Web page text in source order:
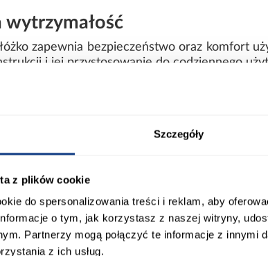
Szczegóły
z plików cookie
do spersonalizowania treści i reklam, aby
o tym, jak korzystasz z naszej witryny,
Partnerzy mogą połączyć te informacje z innymi
z ich usług.
wytrzymałość
zapewnia bezpieczeństwo oraz komfort
i jej przystosowanie do codziennego
że łóżko łatwo komponuje się z
przestrzeń dostosowaną do
montażu. W zestawie znajduje się
przebiega sprawnie i bezproblemowo.